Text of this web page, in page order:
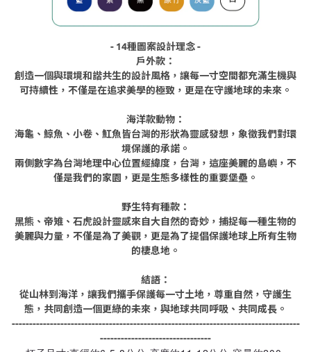
- 14種圖案設計理念 -
戶外款：
創造一個與環境和諧共生的設計風格，讓每一寸空間都充滿生機與
可持續性，不僅是在追求美學的極致，更是在守護地球的未來。
海洋款動物：
海龜、鯨魚、小卷、魟魚皆台灣的形狀為靈感發想，象徵我們對環
境保護的承諾。
兩側數字為台灣地理中心位置經緯度，台灣，這座美麗的島嶼，不
僅是我們的家園，更是生態多樣性的重要堡壘。
野生特有種款：
黑熊、帝雉、石虎設計靈感來自大自然的奇妙，捕捉每一種生物的
美麗與力量，不僅是為了美觀，更是為了提倡保護地球上所有生物
的棲息地。
結語：
從山林到海洋，讓我們攜手保護每一寸土地，尊重自然，守護生
態，共同創造一個更綠的未來，與地球共同呼吸、共同成長。
-----------------------------------------------------------------------------------
--------------------------------